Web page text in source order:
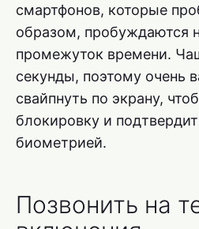
смартфонов, которые
образом, пробуждаются
промежуток времени.
секунды, поэтому очень
свайпнуть по экрану,
блокировку и
биометрией.
Позвонить на